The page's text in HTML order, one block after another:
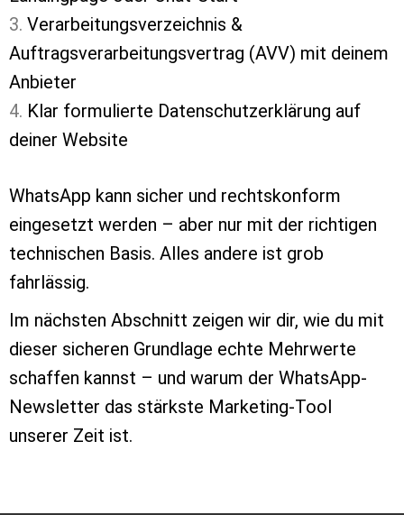
Verarbeitungsverzeichnis &
Auftragsverarbeitungsvertrag (AVV) mit deinem
Anbieter
Klar formulierte Datenschutzerklärung auf
deiner Website
WhatsApp kann sicher und rechtskonform
eingesetzt werden – aber nur mit der richtigen
technischen Basis. Alles andere ist grob
fahrlässig.
Im nächsten Abschnitt zeigen wir dir, wie du mit
dieser sicheren Grundlage echte Mehrwerte
schaffen kannst – und warum der WhatsApp-
Newsletter das stärkste Marketing-Tool
unserer Zeit ist.